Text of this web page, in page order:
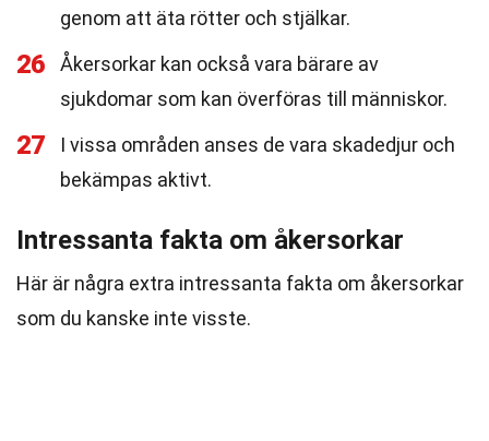
genom att äta rötter och stjälkar.
26
Åkersorkar kan också vara bärare av
sjukdomar som kan överföras till människor.
27
I vissa områden anses de vara skadedjur och
bekämpas aktivt.
Intressanta fakta om åkersorkar
Här är några extra intressanta fakta om åkersorkar
som du kanske inte visste.